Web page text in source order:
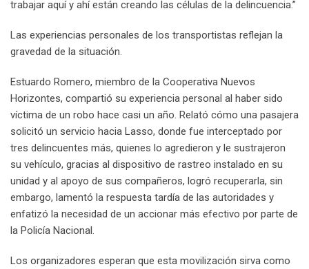
trabajar aquí y ahí están creando las células de la delincuencia.”
Las experiencias personales de los transportistas reflejan la
gravedad de la situación.
Estuardo Romero, miembro de la Cooperativa Nuevos
Horizontes, compartió su experiencia personal al haber sido
víctima de un robo hace casi un año. Relató cómo una pasajera
solicitó un servicio hacia Lasso, donde fue interceptado por
tres delincuentes más, quienes lo agredieron y le sustrajeron
su vehículo, gracias al dispositivo de rastreo instalado en su
unidad y al apoyo de sus compañeros, logró recuperarla, sin
embargo, lamentó la respuesta tardía de las autoridades y
enfatizó la necesidad de un accionar más efectivo por parte de
la Policía Nacional.
Los organizadores esperan que esta movilización sirva como